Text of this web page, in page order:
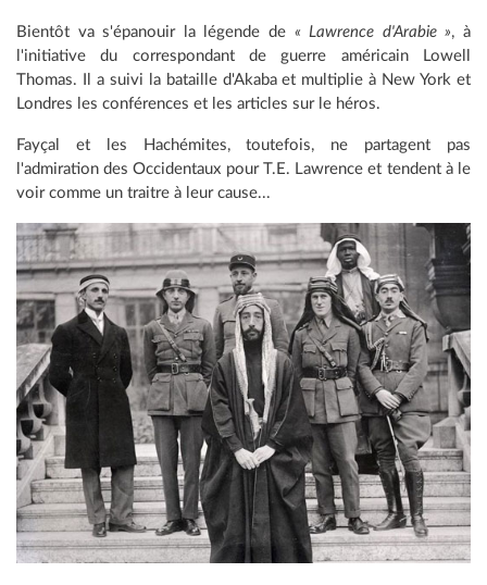
Bientôt va s'épanouir la légende de « Lawrence d'Arabie », à
l'initiative du correspondant de guerre américain Lowell
Thomas. Il a suivi la bataille d'Akaba et multiplie à New York et
Londres les conférences et les articles sur le héros.
Fayçal et les Hachémites, toutefois, ne partagent pas
l'admiration des Occidentaux pour T.E. Lawrence et tendent à le
voir comme un traitre à leur cause...